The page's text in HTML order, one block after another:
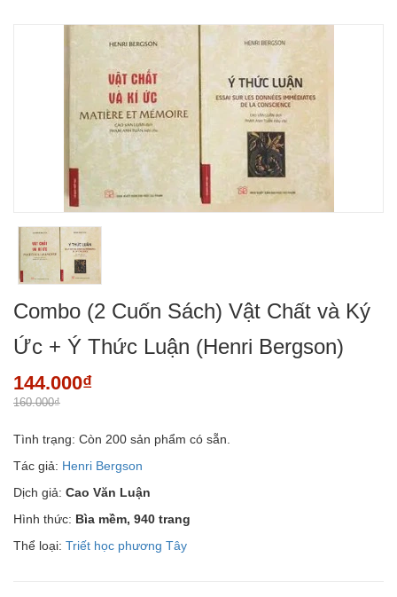
Combo (2 Cuốn Sách) Vật Chất và Ký
Ức + Ý Thức Luận (Henri Bergson)
144.000₫
160.000₫
Tình trạng: Còn 200 sản phẩm có sẵn.
Tác giả: Henri Bergson
Dịch giả: Cao Văn Luận
Hình thức: Bìa mềm, 940 trang
Thể loại: Triết học phương Tây